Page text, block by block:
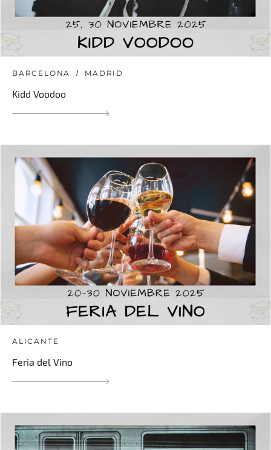
BARCELONA MADRID
Kidd Voodoo
ALICANTE
Feria del Vino